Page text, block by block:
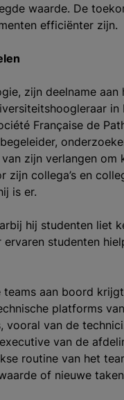
waarde. De
efficiënter zijn.
zijn deelname
Française de
zijn verlangen om
collega’s en
is er.
hij studenten liet
studenten
aan boord
platforms
van de
van de
routine van het
of nieuwe